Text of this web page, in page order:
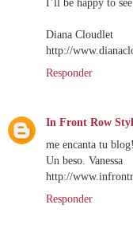
Diana Cloudlet
http://
Responder
In Front Row
me encanta tu
Un beso. Vanessa
http://
Responder